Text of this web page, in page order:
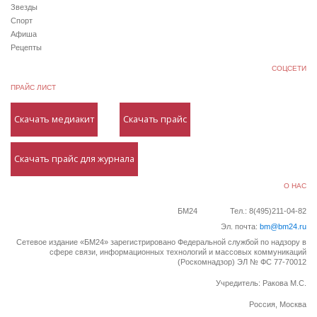
Звезды
Спорт
Афиша
Рецепты
СОЦСЕТИ
ПРАЙС ЛИСТ
Скачать медиакит Скачать прайс
Скачать прайс для журнала
О НАС
БМ24
Тел.: 8(495)211-04-82
Эл. почта: bm@bm24.ru
Сетевое издание «БМ24» зарегистрировано Федеральной службой по надзору в
сфере связи, информационных технологий и массовых коммуникаций
(Роскомнадзор) ЭЛ № ФС 77-70012
Учредитель: Ракова М.С.
Россия, Москва